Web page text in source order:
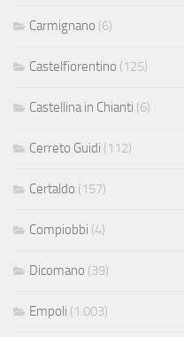
Carmignano (6)
Castelfiorentino (125)
Castellina in Chianti (6)
Cerreto Guidi (112)
Certaldo (157)
Compiobbi (4)
Dicomano (39)
Empoli (1.003)